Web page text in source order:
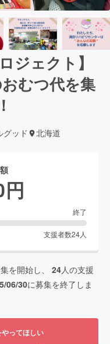
ジェクト】
むつ代を集
グッド 北海道
円
終了
支援者数24人
を開始し、 24人の支援
06/30に募集を終了しま
ってほしい